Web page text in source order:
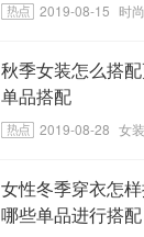
2019-08-15 时
秋季女装怎么搭
单品搭配
2019-08-28 女装
女性冬季穿衣怎
哪些单品进行搭配